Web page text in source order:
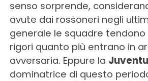
senso sorprende,
avute dai rossoneri negli
generale le squadre
rigori quanto più entrano in
avversaria. Eppure la
dominatrice di questo